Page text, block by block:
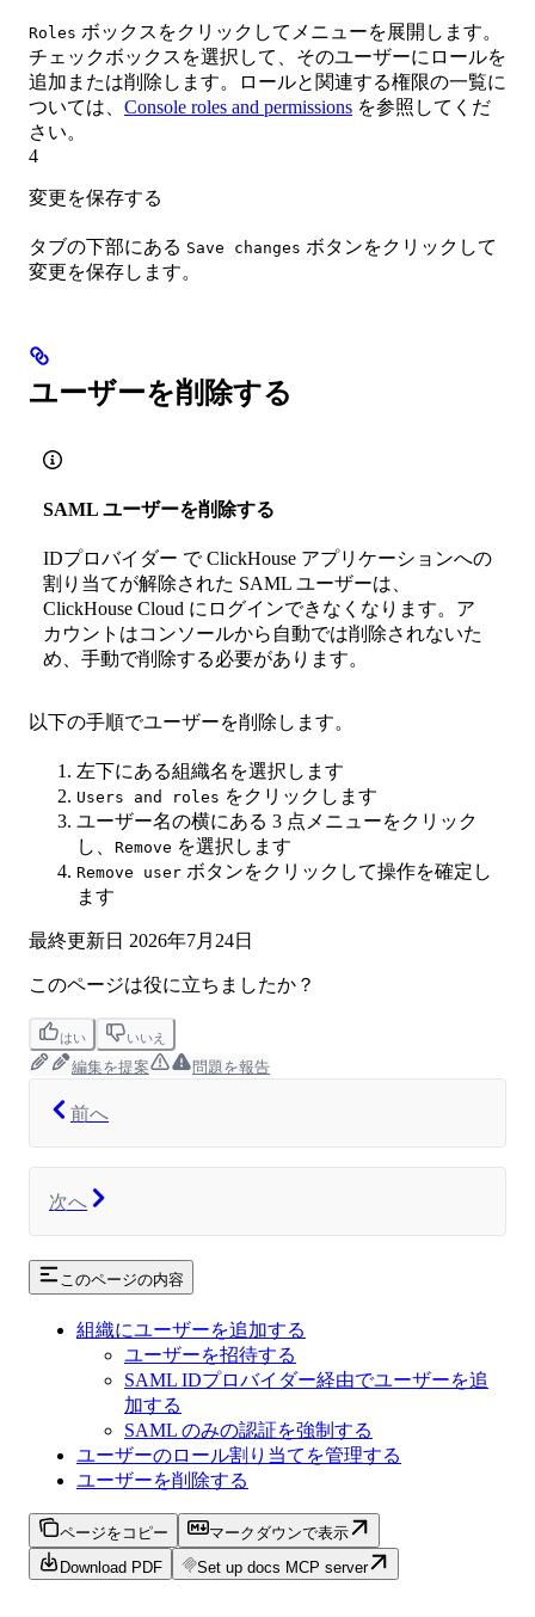
Roles ボックスをクリックしてメニューを展開します。
チェックボックスを選択して、そのユーザーにロールを
追加または削除します。ロールと関連する権限の一覧に
ついては、 Console roles and permissions を参照してくだ
さい。
4
変更を保存する
タブの下部にある Save changes ボタンをクリックして
変更を保存します。
ユーザーを削除する
SAML ユーザーを削除する
IDプロバイダー で ClickHouse アプリケーションへの
割り当てが解除された SAML ユーザーは、
ClickHouse Cloud にログインできなくなります。ア
カウントはコンソールから自動では削除されないた
め、手動で削除する必要があります。
以下の手順でユーザーを削除します。
左下にある組織名を選択します
Users and roles をクリックします
ユーザー名の横にある 3 点メニューをクリック
し、 Remove を選択します
Remove user ボタンをクリックして操作を確定し
ます
最終更新日 2026年7月24日
このページは役に立ちましたか？
はい いいえ
編集を提案 問題を報告
前へ
次へ
このページの内容
組織にユーザーを追加する
ユーザーを招待する
SAML IDプロバイダー経由でユーザーを追
加する
SAML のみの認証を強制する
ユーザーのロール割り当てを管理する
ユーザーを削除する
ページをコピー
マークダウンで表示
Download PDF
Set up docs MCP server